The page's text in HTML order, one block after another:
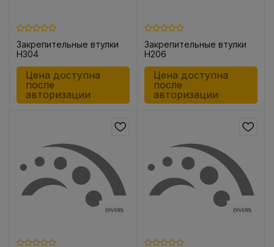
Закрепительные втулки
H304
Цена доступна
после
авторизации
Закрепительные втулки
H206
Цена доступна
после
авторизации